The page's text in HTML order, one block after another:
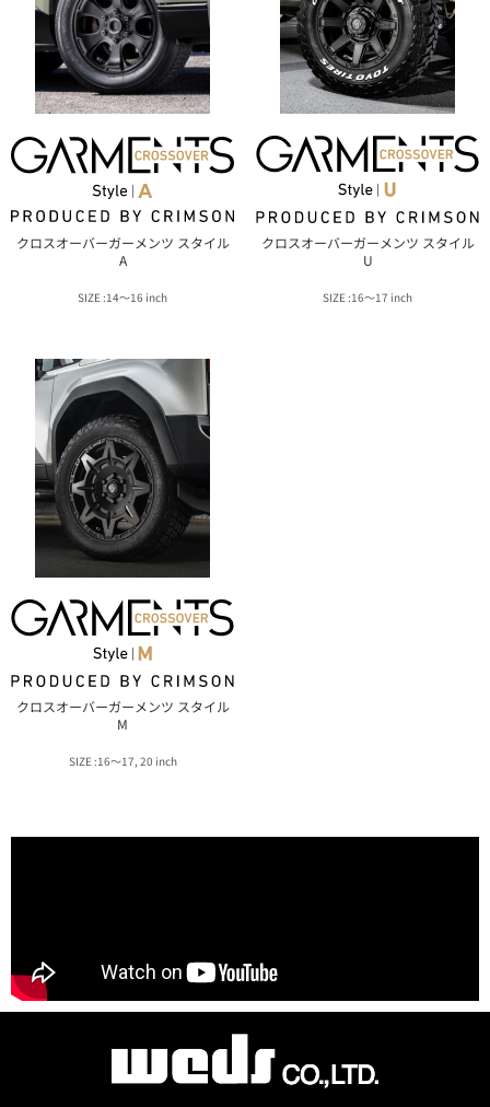
クロスオーバーガーメンツ スタイル
A
14〜16 inch
クロスオーバーガーメンツ スタイル
U
16〜17 inch
クロスオーバーガーメンツ スタイル
M
16〜17, 20 inch